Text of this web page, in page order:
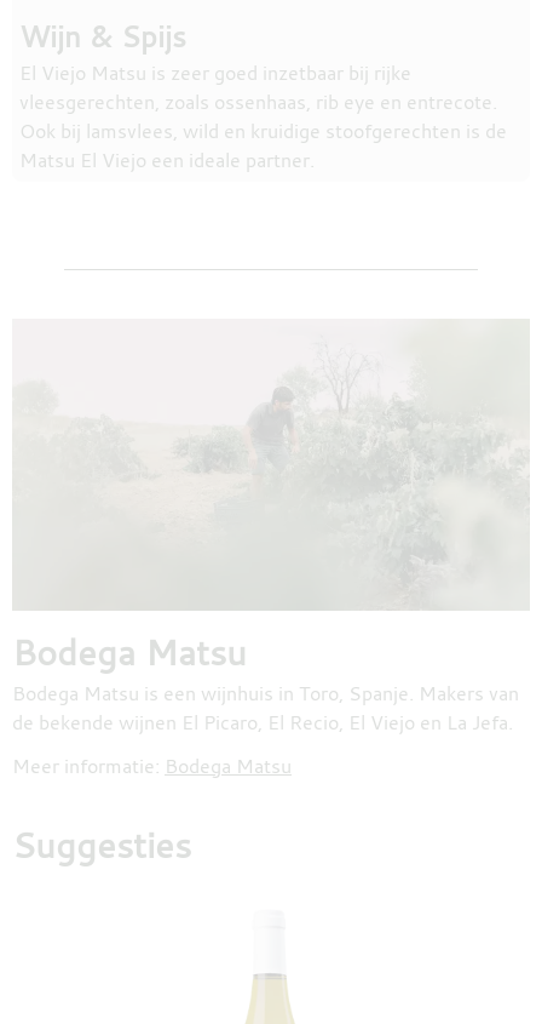
Wijn & Spijs
El Viejo Matsu is zeer goed inzetbaar bij rijke
vleesgerechten, zoals ossenhaas, rib eye en entrecote.
Ook bij lamsvlees, wild en kruidige stoofgerechten is de
Matsu El Viejo een ideale partner.
Bodega Matsu
Bodega Matsu is een wijnhuis in Toro, Spanje. Makers van
de bekende wijnen El Picaro, El Recio, El Viejo en La Jefa.
Meer informatie: Bodega Matsu
Suggesties